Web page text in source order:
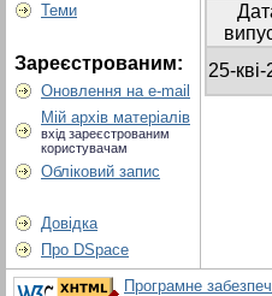
Теми
Зареєстрованим:
Оновлення на e-mail
Мій архів матеріалів
вхід зареєстрованим
користувачам
Обліковий запис
Довідка
Про DSpace
25-
Програмне